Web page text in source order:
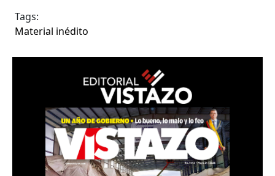
Tags:
Material inédito